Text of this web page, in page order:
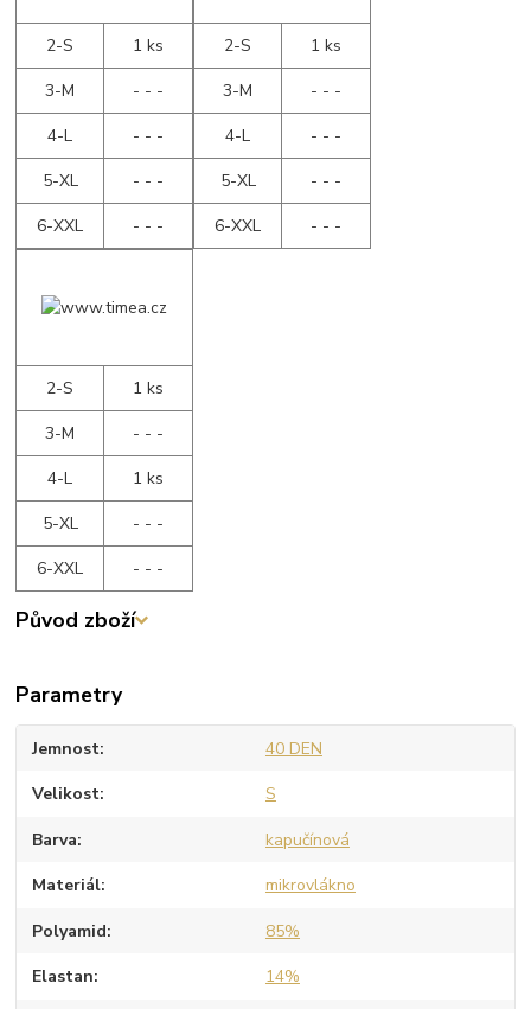
2-S
1 ks
3-M
- - -
4-L
- - -
5-XL
- - -
6-XXL
- - -
2-S
1 ks
3-M
- - -
4-L
- - -
5-XL
- - -
6-XXL
- - -
2-S
1 ks
3-M
- - -
4-L
1 ks
5-XL
- - -
6-XXL
- - -
Původ zboží
Parametry
Jemnost 40 DEN
Velikost S
Barva kapučínová
Materiál mikrovlákno
Polyamid 85%
Elastan 14%